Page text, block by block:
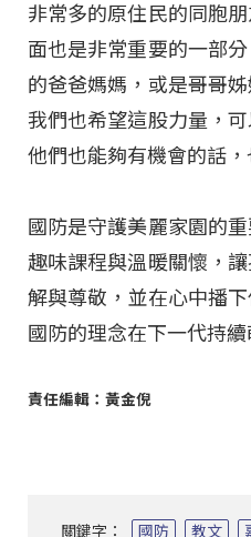
非常多的原住民的同胞
面也是非常重要的一部
的爸爸媽媽，或是哥哥
我們也希望這股力量，
他們也能夠有機會的話，
國防是守護美麗家園的
趣味課程與溫暖關懷，
解與尊敬，並在心中播
國防的理念在下一代持續
責任編輯：黃金倪
關鍵字： 國防 教文